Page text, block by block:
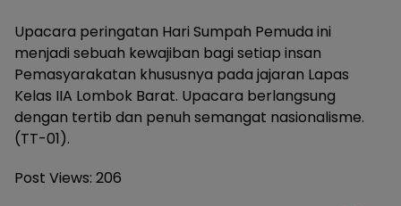
Upacara peringatan Hari Sumpah Pemuda ini
menjadi sebuah kewajiban bagi setiap insan
Pemasyarakatan khususnya pada jajaran Lapas
Kelas IIA Lombok Barat. Upacara berlangsung
dengan tertib dan penuh semangat nasionalisme.
(TT-01).
Post Views: 206